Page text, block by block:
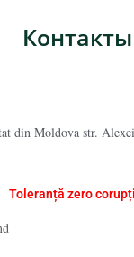
Контакты
din Moldova str.
Toleranță zero